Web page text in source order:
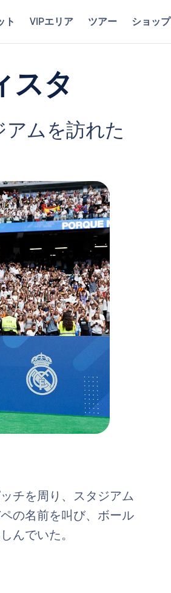
ト VIPエリア ツアー ショップ
スタ
ムを訪れた
チを周り、スタジアム
の名前を叫び、ボール
んでいた。